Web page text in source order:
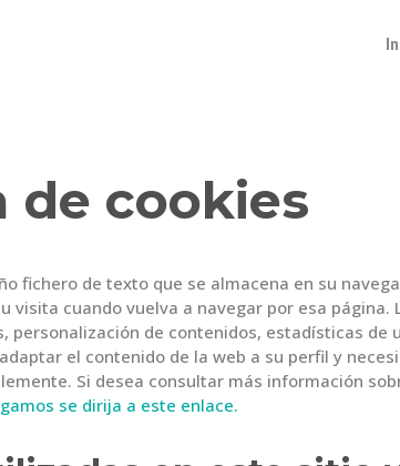
de cookies
fichero de texto que se almacena en su
visita cuando vuelva a navegar por esa página.
personalización de contenidos, estadísticas de
el contenido de la web a su perfil y
Si desea consultar más información
se dirija a este enlace.